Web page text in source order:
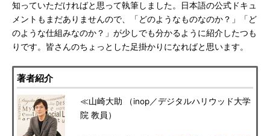
知っていただければと思って執筆しました。日本語の公式ドキュ
メントもまだありませんので、「どのようなものなのか？」「ど
のような仕組みなのか？」が少しでも分かるように紹介したつも
りです。皆さんのちょっとした足掛かりになればと思います。
著者紹介
≪山崎大助 （inop／デジタルハリウッド大学
院 教員）